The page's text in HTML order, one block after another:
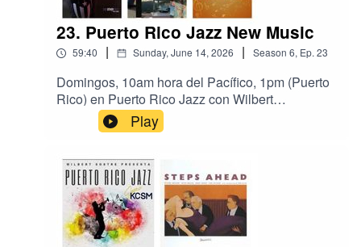
23. Puerto Rico Jazz New Music
59:40 | Sunday, June 14, 2026 | Season 6, Ep. 23
Domingos, 10am hora del Pacífico, 1pm (Puerto
Rico) en Puerto Rico Jazz con Wilbert
Sostre.#jazz #puertoricojazz #radio
#JazzRadioKCSM Jazz 91 HD2, the Bay Area's
https://radio.securenetsystems.net/cwa/index.cfm
?stationCallSign=KCSMHD2Estrenos del Jazz
Boricua.Nueva música de San Juan Collective,
Charlie Sepulveda, Pedro José Pastrana, y
Jeren L. Guzman-Rivera.
Play